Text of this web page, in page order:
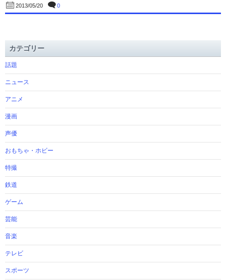
2013/05/20 0
カテゴリー
話題
ニュース
アニメ
漫画
声優
おもちゃ・ホビー
特撮
鉄道
ゲーム
芸能
音楽
テレビ
スポーツ